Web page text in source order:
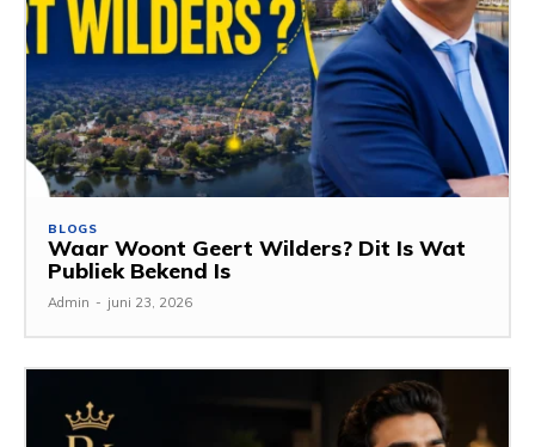
BLOGS
Waar Woont Geert Wilders? Dit Is Wat
Publiek Bekend Is
Admin - juni 23, 2026